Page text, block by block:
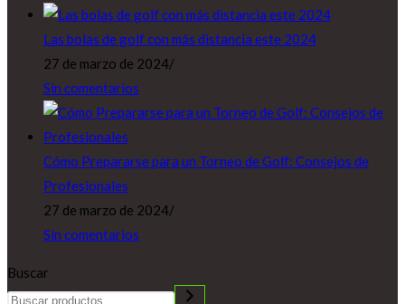
Las bolas de golf con más distancia este 2024
27 de marzo de 2024/
Sin comentarios
Cómo Prepararse para un Torneo de Golf: Consejos de
Profesionales
27 de marzo de 2024/
Sin comentarios
Buscar